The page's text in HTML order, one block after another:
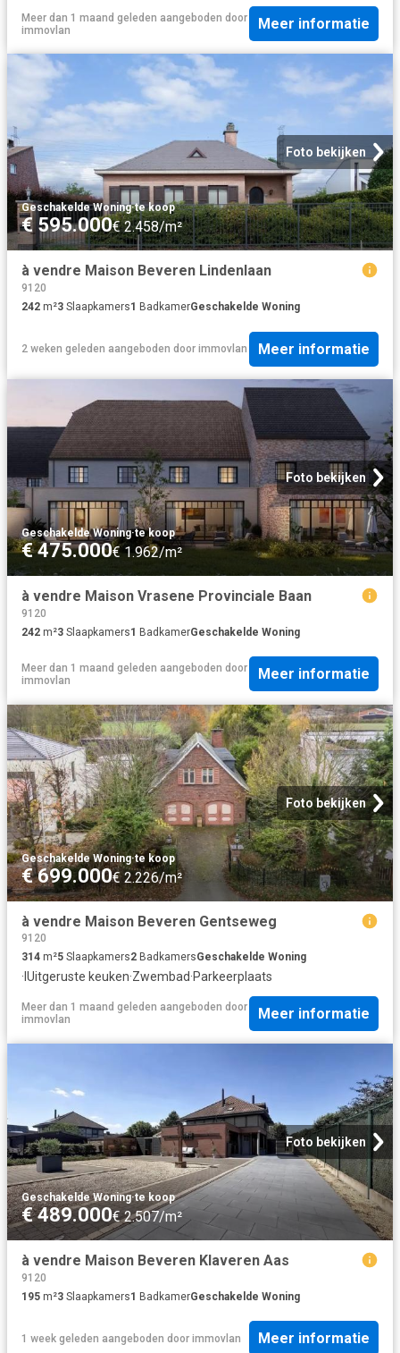
Meer dan 1 maand geleden aangeboden door
immovlan
Meer informatie
Foto bekijken
Geschakelde Woning·te koop
€ 595.000€ 2.458/m²
à vendre Maison Beveren Lindenlaan
9120
242 m²3 Slaapkamers1 BadkamerGeschakelde Woning
2 weken geleden aangeboden door immovlan Meer informatie
Foto bekijken
Geschakelde Woning·te koop
€ 475.000€ 1.962/m²
à vendre Maison Vrasene Provinciale Baan
9120
242 m²3 Slaapkamers1 BadkamerGeschakelde Woning
Meer dan 1 maand geleden aangeboden door
immovlan
Meer informatie
Foto bekijken
Geschakelde Woning·te koop
€ 699.000€ 2.226/m²
à vendre Maison Beveren Gentseweg
9120
314 m²5 Slaapkamers2 BadkamersGeschakelde Woning
· IUitgeruste keuken·Zwembad·Parkeerplaats
Meer dan 1 maand geleden aangeboden door
immovlan
Meer informatie
Foto bekijken
Geschakelde Woning·te koop
€ 489.000€ 2.507/m²
à vendre Maison Beveren Klaveren Aas
9120
195 m²3 Slaapkamers1 BadkamerGeschakelde Woning
1 week geleden aangeboden door immovlan Meer informatie